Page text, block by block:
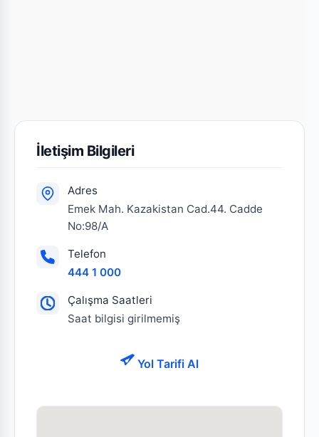
İletişim Bilgileri
Adres
Emek Mah. Kazakistan Cad.44. Cadde
No:98/A
Telefon
444 1 000
Çalışma Saatleri
Saat bilgisi girilmemiş
Yol Tarifi Al